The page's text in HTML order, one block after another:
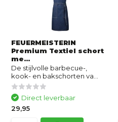
FEUERMEISTERIN
Premium Textiel schort
me...
De stijlvolle barbecue-,
kook- en bakschorten va...
Direct leverbaar
29,95